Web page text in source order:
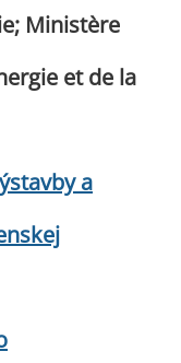
Ministère
et de la
a